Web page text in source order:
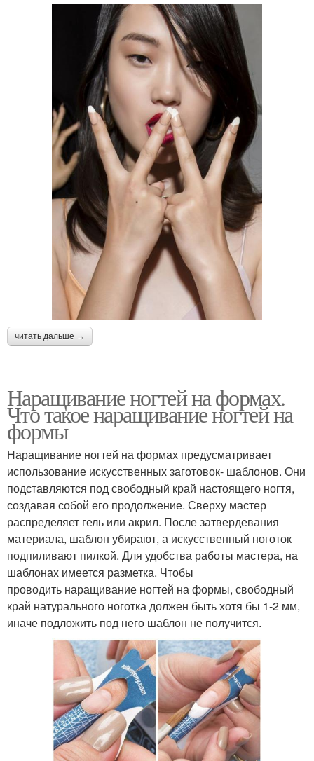
читать дальше →
Наращивание ногтей на формах.
Что такое наращивание ногтей на
формы
Наращивание ногтей на формах предусматривает
использование искусственных заготовок- шаблонов. Они
подставляются под свободный край настоящего ногтя,
создавая собой его продолжение. Сверху мастер
распределяет гель или акрил. После затвердевания
материала, шаблон убирают, а искусственный ноготок
подпиливают пилкой. Для удобства работы мастера, на
шаблонах имеется разметка. Чтобы
проводить наращивание ногтей на формы, свободный
край натурального ноготка должен быть хотя бы 1-2 мм,
иначе подложить под него шаблон не получится.